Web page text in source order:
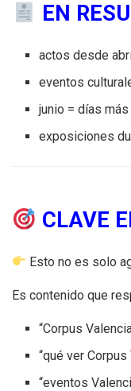
EN
actos desde
eventos
junio = días
exposiciones
CLAVE
Esto no es solo
Es contenido que
“Corpus
“qué ver Corpus
“eventos